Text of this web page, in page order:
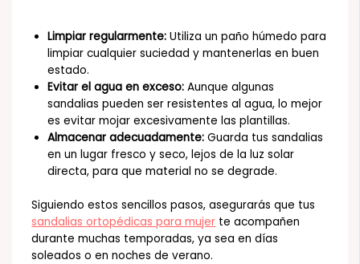
Limpiar regularmente: Utiliza un paño húmedo para
limpiar cualquier suciedad y mantenerlas en buen
estado.
Evitar el agua en exceso: Aunque algunas
sandalias pueden ser resistentes al agua, lo mejor
es evitar mojar excesivamente las plantillas.
Almacenar adecuadamente: Guarda tus sandalias
en un lugar fresco y seco, lejos de la luz solar
directa, para que material no se degrade.
Siguiendo estos sencillos pasos, asegurarás que tus
sandalias ortopédicas para mujer te acompañen
durante muchas temporadas, ya sea en días
soleados o en noches de verano.